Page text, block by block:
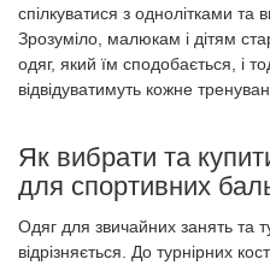
спілкуватися з однолітками та
Зрозуміло, малюкам і дітям
одяг, який їм сподобається, і
відвідуватимуть кожне
Як вибрати та
для спортивних
Одяг для звичайних занять та
відрізняється. До турнірних